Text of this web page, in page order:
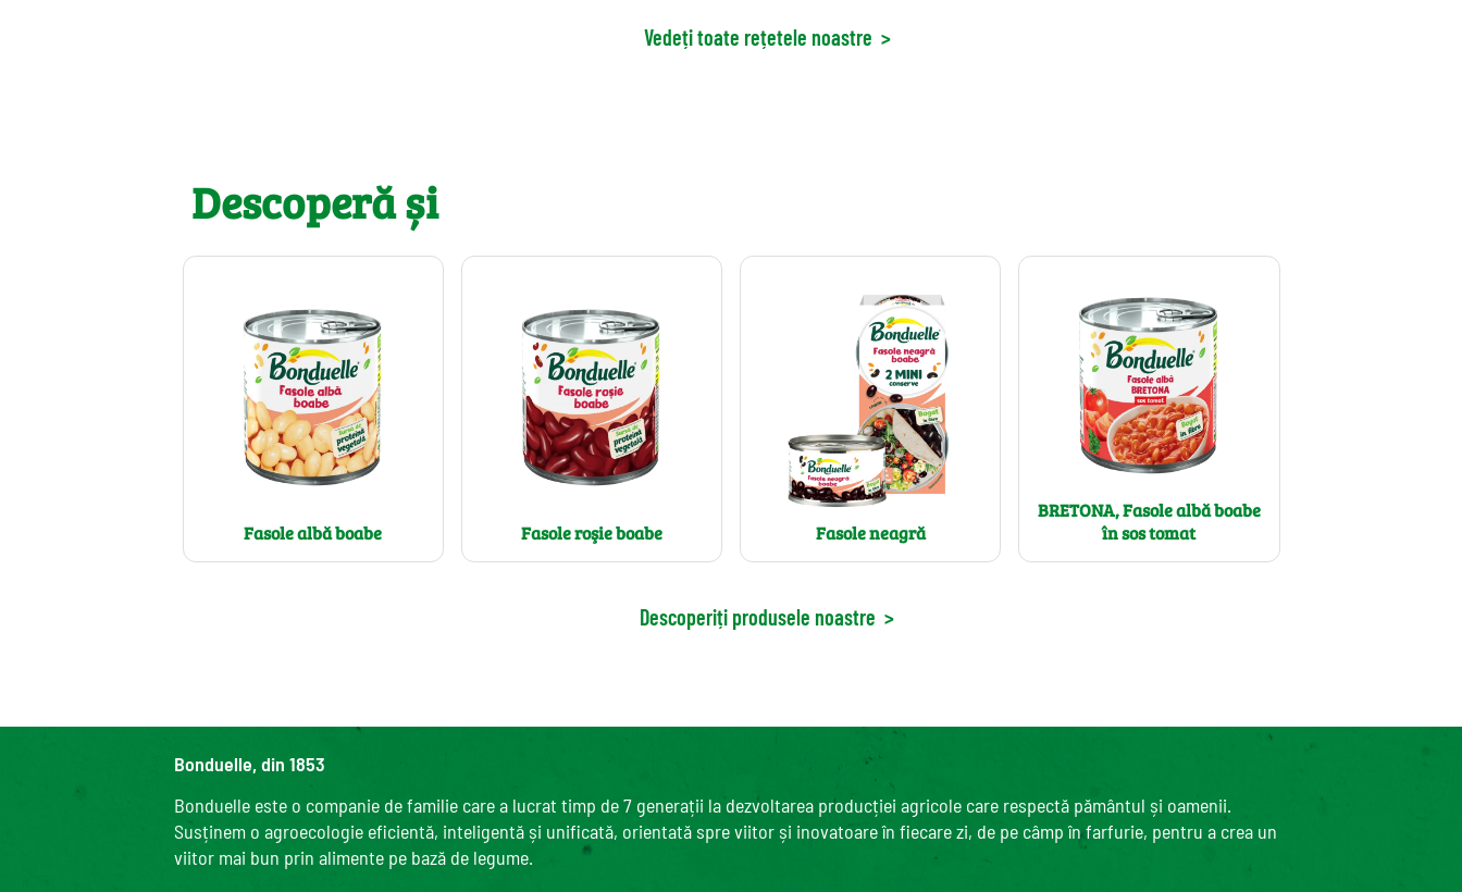
Vedeți toate rețetele noastre >
Descoperă și
Fasole albă boabe Fasole roşie boabe Fasole neagră
BRETONA, Fasole albă boabe
în sos tomat
Descoperiți produsele noastre >
Bonduelle, din 1853
Bonduelle este o companie de familie care a lucrat timp de 7 generații la dezvoltarea producției agricole care respectă pământul și oamenii.
Susținem o agroecologie eficientă, inteligentă și unificată, orientată spre viitor și inovatoare în fiecare zi, de pe câmp în farfurie, pentru a crea un
viitor mai bun prin alimente pe bază de legume.